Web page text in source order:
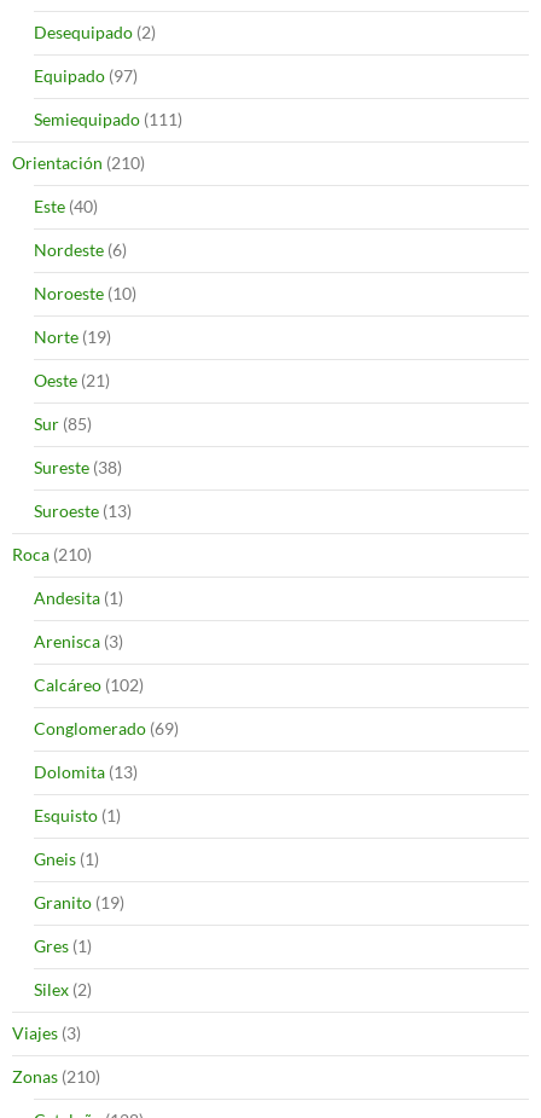
Desequipado (2)
Equipado (97)
Semiequipado (111)
Orientación (210)
Este (40)
Nordeste (6)
Noroeste (10)
Norte (19)
Oeste (21)
Sur (85)
Sureste (38)
Suroeste (13)
Roca (210)
Andesita (1)
Arenisca (3)
Calcáreo (102)
Conglomerado (69)
Dolomita (13)
Esquisto (1)
Gneis (1)
Granito (19)
Gres (1)
Silex (2)
Viajes (3)
Zonas (210)